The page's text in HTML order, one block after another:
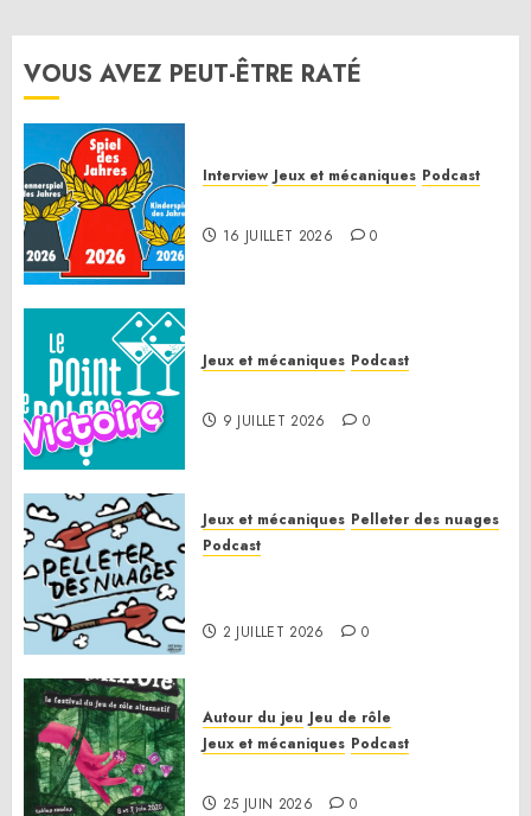
VOUS AVEZ PEUT-ÊTRE RATÉ
Interview Jeux et mécaniques Podcast
16 JUILLET 2026 0
Jeux et mécaniques Podcast
9 JUILLET 2026 0
Jeux et mécaniques Pelleter des nuages
Podcast
2 JUILLET 2026 0
Autour du jeu Jeu de rôle
Jeux et mécaniques Podcast
25 JUIN 2026 0